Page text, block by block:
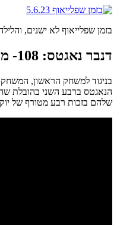
בזמן שפלייאוף לא ישנים,
דנבר נאגטס: 108- מיאמי היט 111 (ההיט משווים את הסדרה ל-1:1)
שלהם בזכות רבע מטורף של יוקיץ' עם 18 נקודות. ההיט פתחו את הרבע